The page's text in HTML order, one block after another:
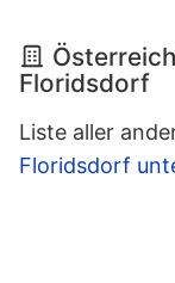
Floridsdorf
Liste aller
Floridsdorf